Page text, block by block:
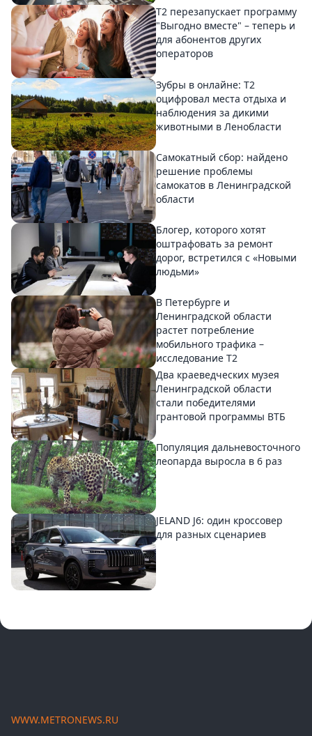
Т2 перезапускает программу
"Выгодно вместе" – теперь и
для абонентов других
операторов
Зубры в онлайне: Т2
оцифровал места отдыха и
наблюдения за дикими
животными в Ленобласти
Самокатный сбор: найдено
решение проблемы
самокатов в Ленинградской
области
Блогер, которого хотят
оштрафовать за ремонт
дорог, встретился с «Новыми
людьми»
В Петербурге и
Ленинградской области
растет потребление
мобильного трафика –
исследование T2
Два краеведческих музея
Ленинградской области
стали победителями
грантовой программы ВТБ
Популяция дальневосточного
леопарда выросла в 6 раз
JELAND J6: один кроссовер
для разных сценариев
WWW.METRONEWS.RU